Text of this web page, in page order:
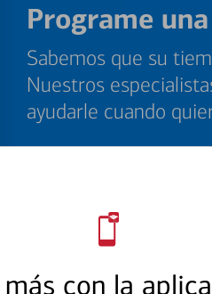
con la
Programe
Sabemos que su
Nuestros
ayudarle cuando